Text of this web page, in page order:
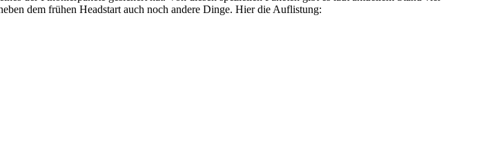
dem frühen Headstart auch noch andere Dinge. Hier die Auflistung: